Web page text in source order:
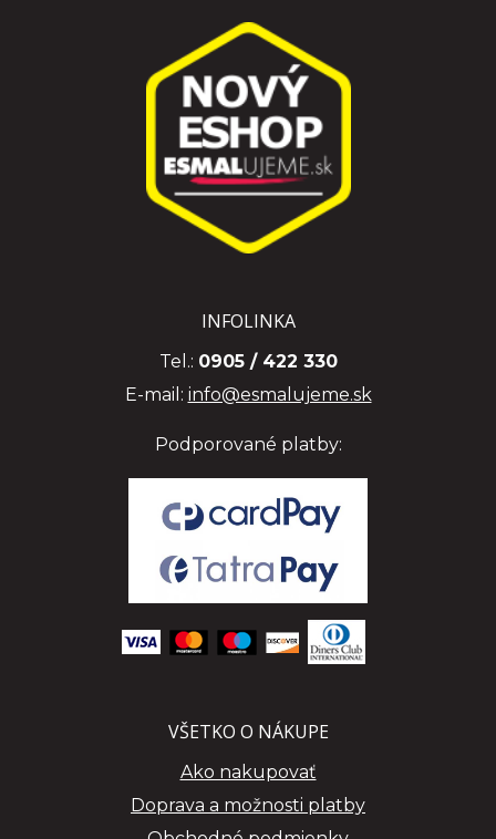
INFOLINKA
Tel.: 0905 / 422 330
E-mail: info@esmalujeme.sk
Podporované platby:
VŠETKO O NÁKUPE
Ako nakupovať
Doprava a možnosti platby